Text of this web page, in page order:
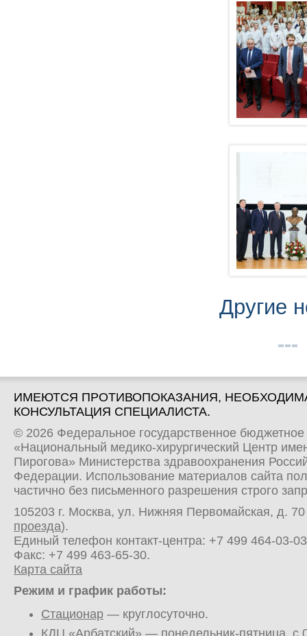
Другие
ИМЕЮТСЯ ПРОТИВОПОКАЗАНИЯ,
КОНСУЛЬТАЦИЯ СПЕЦИАЛИСТА.
© 2026 Федеральное государственное
«Национальный медико-хирургический Центр
Пирогова» Министерства здравоохранения
Федерации. Использование материалов сайта
частично без письменного разрешения строго
105203 г. Москва, ул. Нижняя Первомайская, д.
проезда).
Единый телефон контакт-центра: +7 499 464-03-03
Факс: +7 499 463-65-30.
Карта сайта
Режим и график работы:
Стационар — круглосуточно.
КДЦ «Арбатский» — понедельник-пятница, с